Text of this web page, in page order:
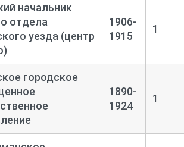
начальник
отдела
уезда (центр
1906-
1915
1
городское
1890-
1924
1